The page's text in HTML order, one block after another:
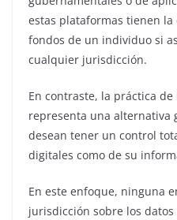
estas plataformas tienen
fondos de un individuo si
cualquier jurisdicción.
En contraste, la práctica
representa una alternativa
desean tener un control
digitales como de su
En este enfoque, ninguna
jurisdicción sobre los